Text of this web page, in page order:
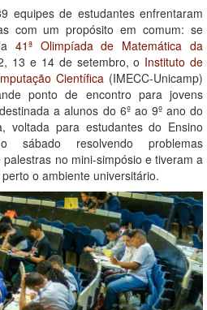
equipes de estudantes enfrentaram
com um propósito em comum: se
41ª Olimpíada de Matemática da
13 e 14 de setembro, o Instituto de
Científica(IMECC-Unicamp)
ponto de encontro para jovens
a alunos do 6º ao 9º ano do
voltada para estudantes do Ensino
sábado resolvendo problemas
no mini-simpósio e tiveram a
o ambiente universitário.